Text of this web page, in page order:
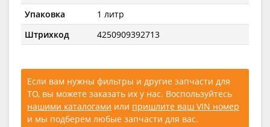
Упаковка
1 литр
Штрихкод
4250909392713
Если вам нужны фильтры и другие запчасти для
ТО, вы можете заказать их у нас. Воспользуйтесь
нашими каталогами или пришлите ваш VIN номер
и мы подберем любые запчасти для вас.